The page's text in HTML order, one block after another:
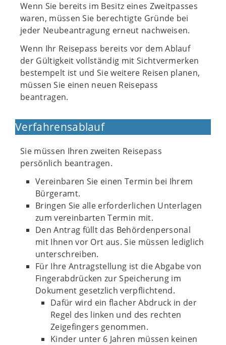
Wenn Sie bereits im Besitz eines Zweitpasses
waren, müssen Sie berechtigte Gründe bei
jeder Neubeantragung erneut nachweisen.
Wenn Ihr Reisepass bereits vor dem Ablauf
der Gültigkeit vollständig mit Sichtvermerken
bestempelt ist und Sie weitere Reisen planen,
müssen Sie einen neuen Reisepass
beantragen.
Verfahrensablauf
Sie müssen Ihren zweiten Reisepass
persönlich beantragen.
Vereinbaren Sie einen Termin bei Ihrem
Bürgeramt.
Bringen Sie alle erforderlichen Unterlagen
zum vereinbarten Termin mit.
Den Antrag füllt das Behördenpersonal
mit Ihnen vor Ort aus. Sie müssen lediglich
unterschreiben.
Für Ihre Antragstellung ist die Abgabe von
Fingerabdrücken zur Speicherung im
Dokument gesetzlich verpflichtend.
Dafür wird ein flacher Abdruck in der
Regel des linken und des rechten
Zeigefingers genommen.
Kinder unter 6 Jahren müssen keinen